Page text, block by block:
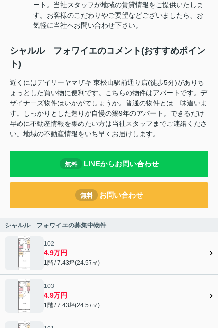
ート。当社スタッフが地域の賃貸情報をご提供いたしま
す。お客様のこだわりやご要望などございましたら、お
気軽に当社へお問い合わせ下さい。
シャルル フォワイエのコメント(おすすめポイン
ト)
近くにはデイリーヤマザキ 東松山駅前通り店(徒歩5分)がありち
ょっとした買い物に便利です。こちらの物件はアパートです。デ
ザイナーズ物件はいかがでしょうか。普通の物件とは一味違いま
す。しっかりとした造りが自慢の築9年のアパート。できるだけ
早めに不動産情報を集めたい方は当社スタッフまでご連絡くださ
い。地域の不動産情報をいち早くお届けします。
無料 LINEからお問い合わせ
無料 お問い合わせ
シャルル フォワイエの募集中物件
102
4.9万円
1階 / 7.43坪(24.57㎡)
103
4.9万円
1階 / 7.43坪(24.57㎡)